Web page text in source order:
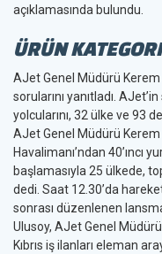
açıklamasında bulundu.
ÜRÜN
AJet Genel Müdürü Kerem
sorularını yanıtladı.
yolcularını, 32 ülke ve 93
AJet Genel Müdürü Kerem
Havalimanı’ndan 40’ıncı
başlamasıyla 25 ülkede,
dedi. Saat 12.30’da
sonrası düzenlenen
Ulusoy, AJet Genel
Kıbrıs iş ilanları eleman